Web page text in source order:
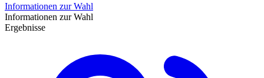
Informationen zur Wahl
Informationen zur Wahl
Ergebnisse